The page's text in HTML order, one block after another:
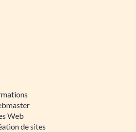
Web
de sites